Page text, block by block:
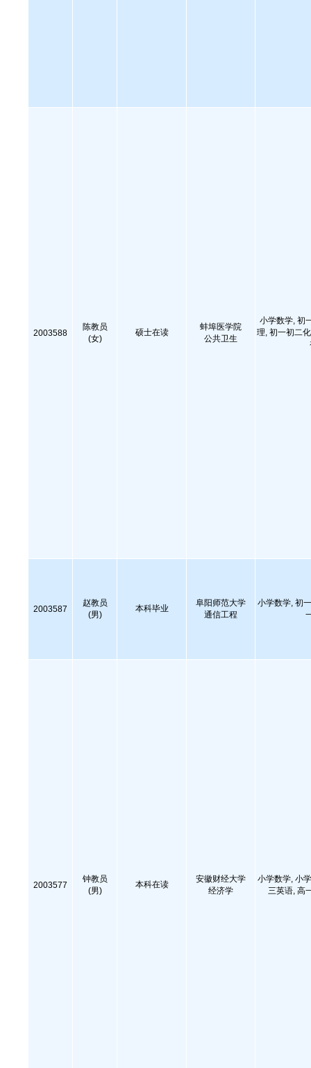
2003588
陈教员
(女)
硕士在读
蚌埠医学院
公共卫生
小学数学, 初
理, 初一初二
2003587
赵教员
(男)
本科毕业
阜阳师范大学
通信工程
小学数学, 初
2003577
钟教员
(男)
本科在读
安徽财经大学
经济学
小学数学, 小
三英语, 高